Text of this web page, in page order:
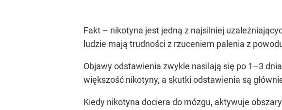
Fakt – nikotyna jest jedną z najsilniej
ludzie mają trudności z rzuceniem palenia z
Objawy odstawienia zwykle nasilają się po 1–3
większość nikotyny, a skutki odstawienia są
Kiedy nikotyna dociera do mózgu, aktywuje